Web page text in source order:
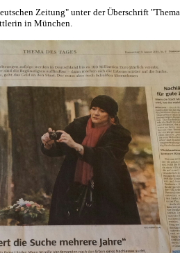
Zeitung" unter der Überschrift
in München.